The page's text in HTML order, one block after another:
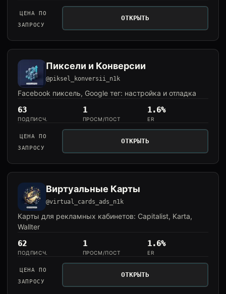
ЦЕНА ПО
ЗАПРОСУ
ОТКРЫТЬ
Пиксели и Конверсии
@piksel_konversii_n1k
Facebook пиксель, Google тег: настройка и отладка
63
ПОДПИСЧ.
1
ПРОСМ/ПОСТ
1.6%
ER
ЦЕНА ПО
ЗАПРОСУ
ОТКРЫТЬ
Виртуальные Карты
@virtual_cards_ads_n1k
Карты для рекламных кабинетов: Capitalist, Karta,
Wallter
62
ПОДПИСЧ.
1
ПРОСМ/ПОСТ
1.6%
ER
ЦЕНА ПО
ЗАПРОСУ
ОТКРЫТЬ